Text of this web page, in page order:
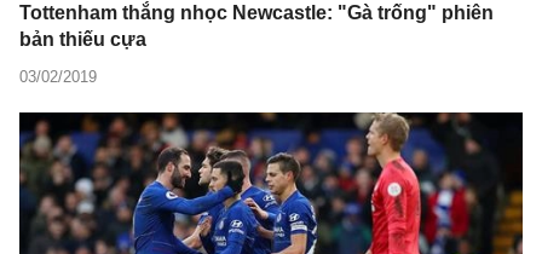
Tottenham thắng nhọc Newcastle: "Gà trống" phiên
bản thiếu cựa
03/02/2019